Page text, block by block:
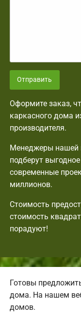
Отправить
Оформите заказ,
каркасного дома
производителя.
Менеджеры нашей
подберут
современные
миллионов.
Стоимость
стоимость
порадуют!
Готовы
дома. На нашем
домов.